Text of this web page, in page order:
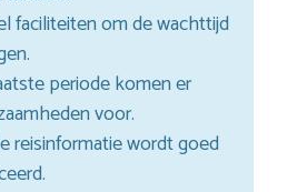
faciliteiten om de wachttijd
periode komen er
voor.
reisinformatie wordt goed